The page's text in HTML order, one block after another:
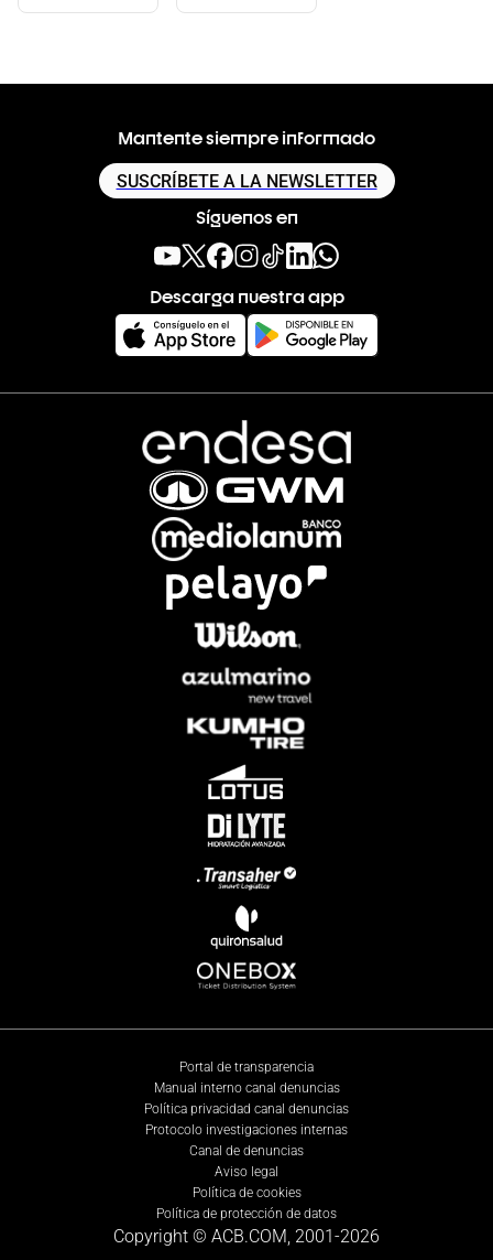
Mantente siempre informado
SUSCRÍBETE A LA NEWSLETTER
Síguenos en
Descarga nuestra app
Portal de transparencia
Manual interno canal denuncias
Política privacidad canal denuncias
Protocolo investigaciones internas
Canal de denuncias
Aviso legal
Política de cookies
Política de protección de datos
Copyright © ACB.COM, 2001-2026